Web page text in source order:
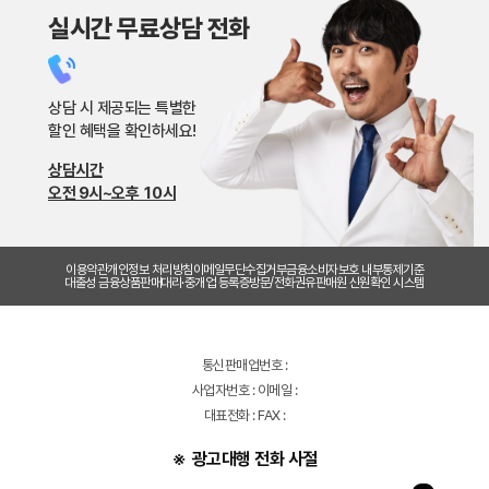
실시간 무료상담 전화
상담 시 제공되는 특별한
할인 혜택을 확인하세요!
상담시간
오전 9시~오후 10시
이용약관개인정보 처리방침이메일무단수집거부금융소비자보호 내부통제기준
대출성 금융상품판매대리·중개업 등록증방문/전화권유판매원 신원확인 시스템
통신판매업번호 :
사업자번호 : 이메일 :
대표전화 : FAX :
광고대행 전화 사절